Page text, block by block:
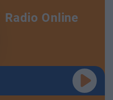
Radio Online